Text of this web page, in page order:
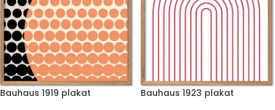
Bauhaus 1919 plakat Bauhaus 1923 plakat